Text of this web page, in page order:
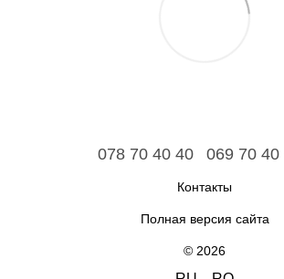
078 70 40 40 069 70 40
Контакты
Полная версия сайта
© 2026